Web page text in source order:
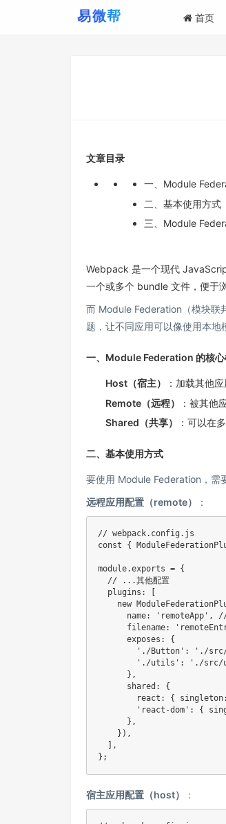
首页
文章目录
一、Module
二、基本使用方式
三、Module
Webpack 是一个现代
一个或多个 bundle 文件，便于
而 Module Federation（模块联
题，让不同应用可以像使用本地
一、Module Federation 的核心
Host（宿主）
：加载其他
Remote（远程）
：被其他
Shared（共享）
：可以在
二、基本使用方式
要使用 Module Federation，需
远程应用配置（remote）
：
// webpack.config.js
const
{
module.exports = {
// ...其他配置
plugins :
new
name: 'remoteApp' ,
//
filename:
exposes :
{
'./Button' : './src/
'./utils' : './src/
} ,
shared :
{
react : { singleton:
'react-dom' : {
} ,
} ) ,
,
} ;
宿主应用配置（host） ：